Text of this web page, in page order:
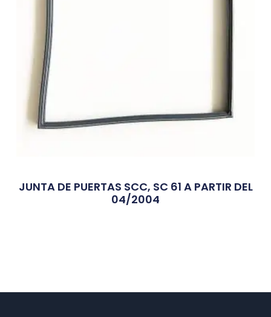
JUNTA DE PUERTAS SCC, SC 61 A PARTIR DEL
04/2004